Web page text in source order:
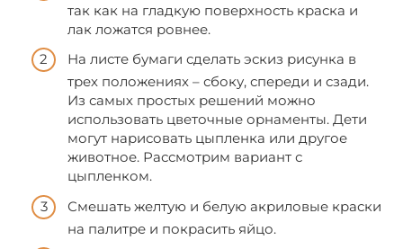
так как на гладкую поверхность краска и
лак ложатся ровнее.
На листе бумаги сделать эскиз рисунка в
трех положениях – сбоку, спереди и сзади.
Из самых простых решений можно
использовать цветочные орнаменты. Дети
могут нарисовать цыпленка или другое
животное. Рассмотрим вариант с
цыпленком.
Смешать желтую и белую акриловые краски
на палитре и покрасить яйцо.